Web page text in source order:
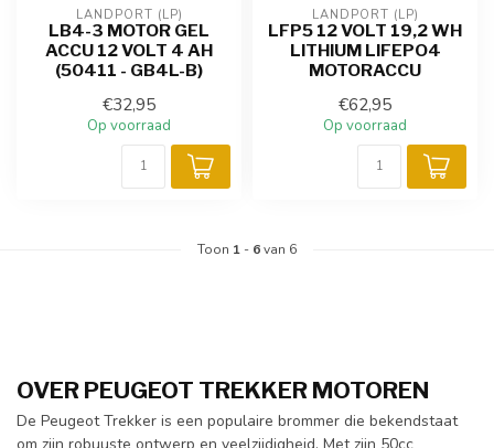
LANDPORT (LP)
LB4-3 MOTOR GEL
ACCU 12 VOLT 4 AH
(50411 - GB4L-B)
€32,95
Op voorraad
LANDPORT (LP)
LFP5 12 VOLT 19,2 WH
LITHIUM LIFEPO4
MOTORACCU
€62,95
Op voorraad
Toon 1 - 6van 6
OVER PEUGEOT TREKKER MOTOREN
De Peugeot Trekker is een populaire brommer die bekendstaat